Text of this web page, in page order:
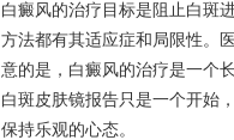
白癜风的治疗目标是阻止白斑
方法都有其适应症和局限性。
意的是，白癜风的治疗是一个
白斑皮肤镜报告只是一个开始
保持乐观的心态。